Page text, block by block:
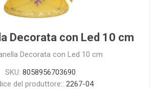
Decorata con Led 10 cm
Decorata con Led 10 cm
SKU: 8058956703690
del produttore:: 2267-04